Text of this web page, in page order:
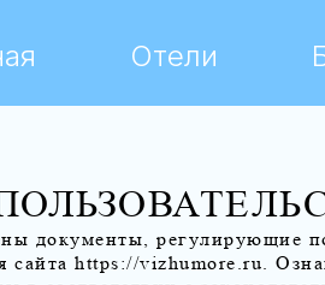
Отели
документы, регулирующие
сайта https://vizhumore.ru.